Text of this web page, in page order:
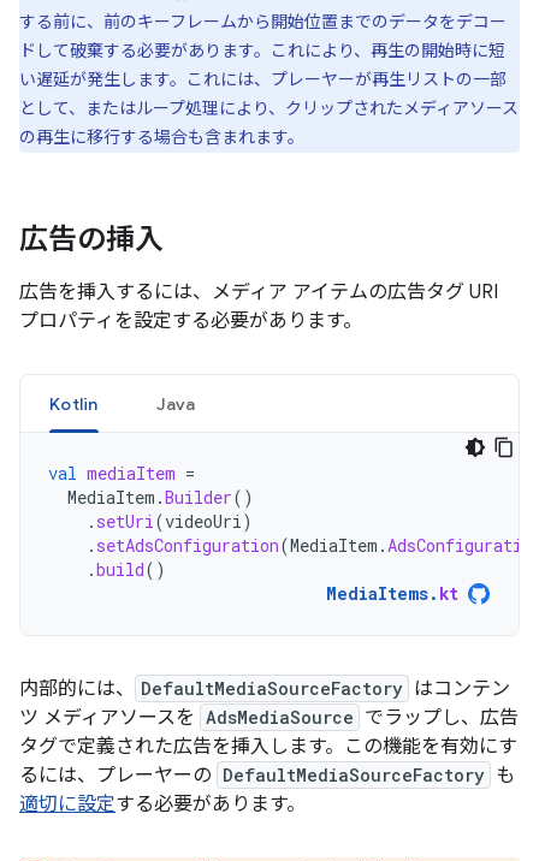
する前に、前のキーフレームから開始位置までのデータをデコー
ドして破棄する必要があります。これにより、再生の開始時に短
い遅延が発生します。これには、プレーヤーが再生リストの一部
として、またはループ処理により、クリップされたメディアソース
の再生に移行する場合も含まれます。
広告の挿入
広告を挿入するには、メディア アイテムの広告タグ URI
プロパティを設定する必要があります。
Kotlin Java
val mediaItem =
MediaItem .Builder()
. setUri(videoUri)
. setAdsConfiguration(MediaItem .
.build()
MediaItems. kt
内部的には、 DefaultMediaSourceFactory はコンテン
ツ メディアソースを AdsMediaSource でラップし、広告
タグで定義された広告を挿入します。この機能を有効にす
るには、プレーヤーの DefaultMediaSourceFactory も
適切に設定する必要があります。